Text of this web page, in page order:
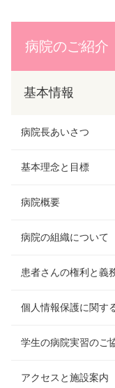
病院のご紹介
基本情報
病院長あいさつ
基本理念と目標
病院概要
病院の組織について
患者さんの権利と義
個人情報保護に関す
学生の病院実習のご
アクセスと施設案内